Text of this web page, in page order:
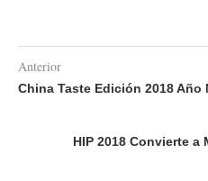
Anterior
China Taste Edición 2018 Año
HIP 2018 Convierte a